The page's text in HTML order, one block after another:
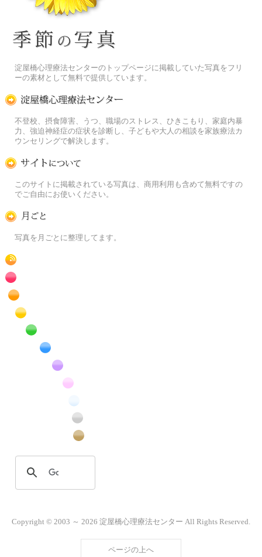
淀屋橋心理療法センターのトップページに掲載していた写真をフリ
ーの素材として無料で提供しています。
不登校、摂食障害、うつ、職場のストレス、ひきこもり、家庭内暴
力、強迫神経症の症状を診断し、子どもや大人の相談を家族療法カ
ウンセリングで解決します。
このサイトに掲載されている写真は、商用利用も含めて無料ですの
でご自由にお使いください。
写真を月ごとに整理してます。
RSS
赤色の花のフリー写真素材
橙色の花のフリー写真素材
黄色の花のフリー写真素材
緑色の花のフリー写真素材
青色の花のフリー写真素材
紫色の花のフリー写真素材
白色の花のフリー写真素材
昆虫のフリー写真素材
Copyright © 2003 ～ 2026 淀屋橋心理療法センター All Rights Reserved.
ページの上へ